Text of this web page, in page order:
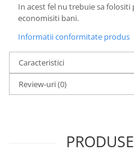
In acest fel nu trebuie sa
economisiti bani.
Informatii conformitate produs
Caracteristici
Review-uri(0)